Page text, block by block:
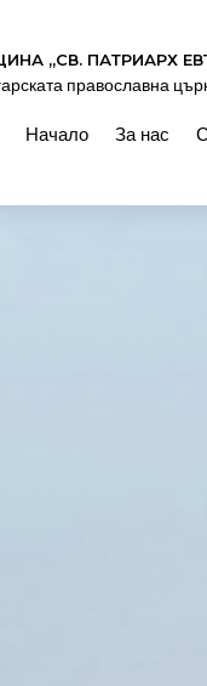
„СВ. ПАТРИАРХ
православна
Начало За нас